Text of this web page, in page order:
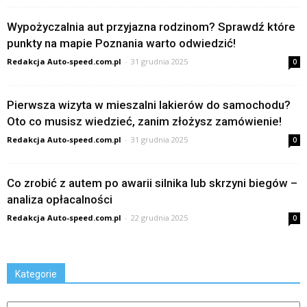
Wypożyczalnia aut przyjazna rodzinom? Sprawdź które
punkty na mapie Poznania warto odwiedzić!
Redakcja Auto-speed.com.pl - 31 grudnia 2025 0
Pierwsza wizyta w mieszalni lakierów do samochodu?
Oto co musisz wiedzieć, zanim złożysz zamówienie!
Redakcja Auto-speed.com.pl - 31 grudnia 2025 0
Co zrobić z autem po awarii silnika lub skrzyni biegów –
analiza opłacalności
Redakcja Auto-speed.com.pl - 22 grudnia 2025 0
Kategorie
Kategorie